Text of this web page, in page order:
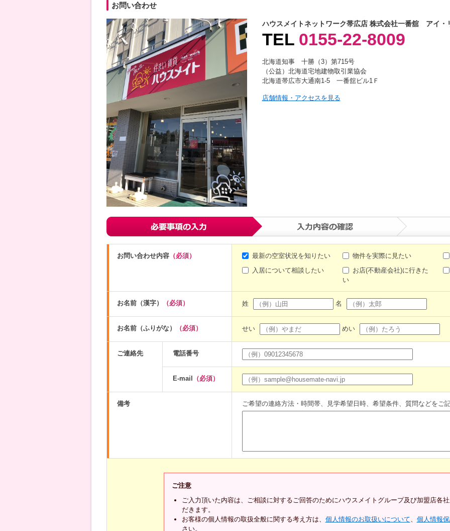
お問い合わせ
ハウスメイトネットワーク帯広店 株式会社一番舘 アイ・
TEL 0155-22-8009
北海道知事 十勝（3）第715号
（公益）北海道宅地建物取引業協会
北海道帯広市大通南1-5 一番舘ビル1Ｆ
店舗情報・アクセスを見る
お問い合わせ内容（必須） 最新の空室状況を知りたい
物件を実際に見たい
入居について相談したい
お店(不動産会社)に行きた
い
お名前（漢字） （必須） 姓 名
お名前（ふりがな） （必須） せい めい
ご連絡先 電話番号
E-mail （必須）
備考 ご希望の連絡方法・時間帯、見学希望日時、希望条件、質問などをご
ご注意
ご入力頂いた内容は、ご相談に対するご回答のためにハウスメイトグループ及び加盟店各
だきます。
お客様の個人情報の取扱全般に関する考え方は、 個人情報のお取扱いについて
個人情報
さい。